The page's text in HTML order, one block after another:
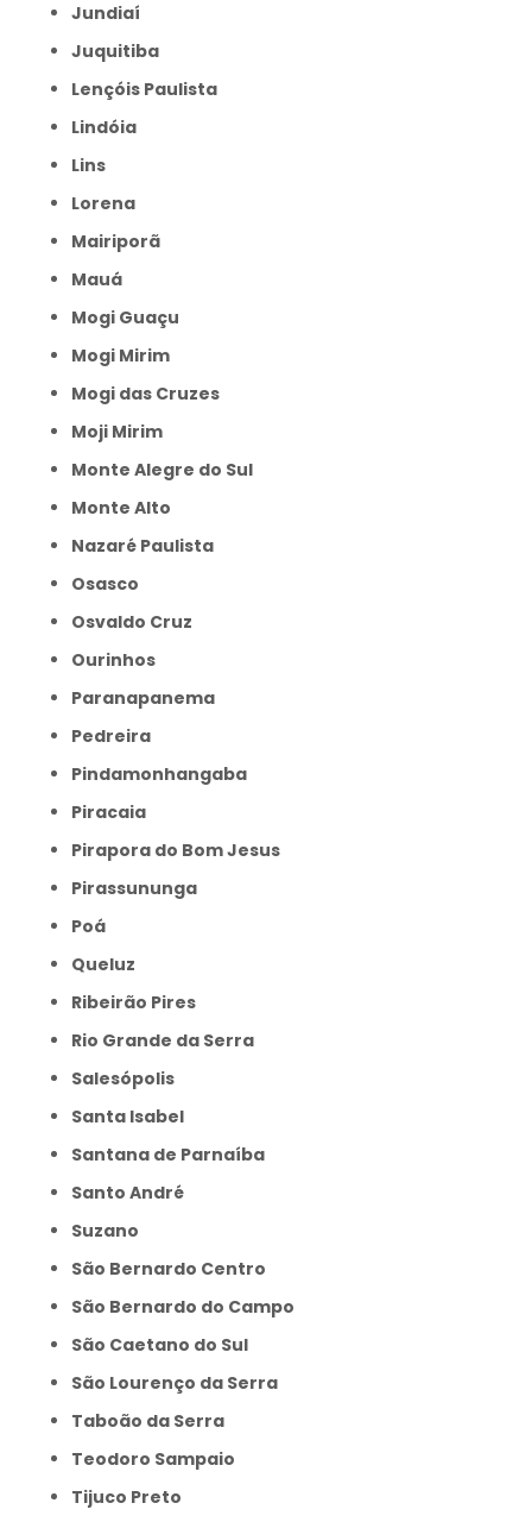
Jundiaí
Juquitiba
Lençóis Paulista
Lindóia
Lins
Lorena
Mairiporã
Mauá
Mogi Guaçu
Mogi Mirim
Mogi das Cruzes
Moji Mirim
Monte Alegre do Sul
Monte Alto
Nazaré Paulista
Osasco
Osvaldo Cruz
Ourinhos
Paranapanema
Pedreira
Pindamonhangaba
Piracaia
Pirapora do Bom Jesus
Pirassununga
Poá
Queluz
Ribeirão Pires
Rio Grande da Serra
Salesópolis
Santa Isabel
Santana de Parnaíba
Santo André
Suzano
São Bernardo Centro
São Bernardo do Campo
São Caetano do Sul
São Lourenço da Serra
Taboão da Serra
Teodoro Sampaio
Tijuco Preto